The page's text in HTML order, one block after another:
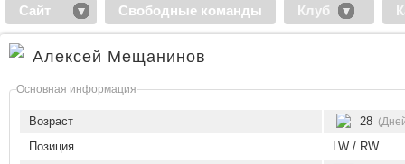
Сайт Свободные команды Клуб
Алексей Мещанинов
Основная информация
Возраст 28
Позиция
LW / RW